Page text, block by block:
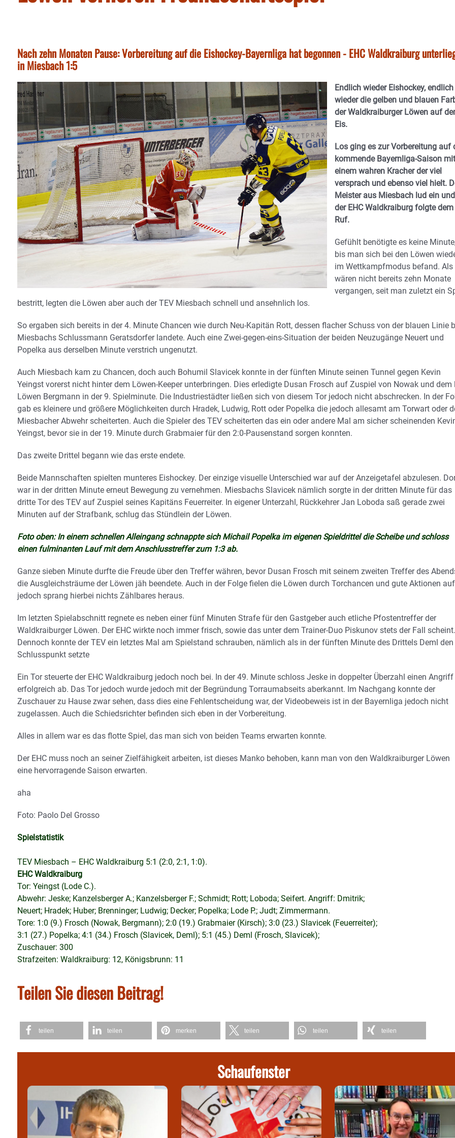
Nach zehn Monaten Pause: Vorbereitung auf die Eishockey-Bayernliga hat begonnen - EHC Waldkraiburg
in Miesbach 1:5
Endlich wieder Eishockey, endlich
wieder die gelben und blauen
der Waldkraiburger Löwen auf
Eis.
Los ging es zur Vorbereitung auf
kommende Bayernliga-Saison mit
einem wahren Kracher der viel
versprach und ebenso viel hielt.
Meister aus Miesbach lud ein und
der EHC Waldkraiburg folgte dem
Ruf.
Gefühlt benötigte es keine
bis man sich bei den Löwen
im Wettkampfmodus befand. Als
wären nicht bereits zehn Monate
vergangen, seit man zuletzt ein
bestritt, legten die Löwen aber auch der TEV Miesbach schnell und ansehnlich los.
So ergaben sich bereits in der 4. Minute Chancen wie durch Neu-Kapitän Rott, dessen flacher Schuss von der blauen Linie
Miesbachs Schlussmann Geratsdorfer landete. Auch eine Zwei-gegen-eins-Situation der beiden Neuzugänge Neuert und
Popelka aus derselben Minute verstrich ungenutzt.
Auch Miesbach kam zu Chancen, doch auch Bohumil Slavicek konnte in der fünften Minute seinen Tunnel gegen Kevin
Yeingst vorerst nicht hinter dem Löwen-Keeper unterbringen. Dies erledigte Dusan Frosch auf Zuspiel von Nowak und dem
Löwen Bergmann in der 9. Spielminute. Die Industriestädter ließen sich von diesem Tor jedoch nicht abschrecken. In der
gab es kleinere und größere Möglichkeiten durch Hradek, Ludwig, Rott oder Popelka die jedoch allesamt am Torwart oder
Miesbacher Abwehr scheiterten. Auch die Spieler des TEV scheiterten das ein oder andere Mal am sicher scheinenden
Yeingst, bevor sie in der 19. Minute durch Grabmaier für den 2:0-Pausenstand sorgen konnten.
Das zweite Drittel begann wie das erste endete.
Beide Mannschaften spielten munteres Eishockey. Der einzige visuelle Unterschied war auf der Anzeigetafel abzulesen.
war in der dritten Minute erneut Bewegung zu vernehmen. Miesbachs Slavicek nämlich sorgte in der dritten Minute für das
dritte Tor des TEV auf Zuspiel seines Kapitäns Feuerreiter. In eigener Unterzahl, Rückkehrer Jan Loboda saß gerade zwei
Minuten auf der Strafbank, schlug das Stündlein der Löwen.
Foto oben: In einem schnellen Alleingang schnappte sich Michail Popelka im eigenen Spieldrittel die Scheibe und schloss
einen fulminanten Lauf mit dem Anschlusstreffer zum 1:3 ab.
Ganze sieben Minute durfte die Freude über den Treffer währen, bevor Dusan Frosch mit seinem zweiten Treffer des
die Ausgleichsträume der Löwen jäh beendete. Auch in der Folge fielen die Löwen durch Torchancen und gute Aktionen
jedoch sprang hierbei nichts Zählbares heraus.
Im letzten Spielabschnitt regnete es neben einer fünf Minuten Strafe für den Gastgeber auch etliche Pfostentreffer der
Waldkraiburger Löwen. Der EHC wirkte noch immer frisch, sowie das unter dem Trainer-Duo Piskunov stets der Fall scheint.
Dennoch konnte der TEV ein letztes Mal am Spielstand schrauben, nämlich als in der fünften Minute des Drittels Deml den
Schlusspunkt setzte
Ein Tor steuerte der EHC Waldkraiburg jedoch noch bei. In der 49. Minute schloss Jeske in doppelter Überzahl einen Angriff
erfolgreich ab. Das Tor jedoch wurde jedoch mit der Begründung Torraumabseits aberkannt. Im Nachgang konnte der
Zuschauer zu Hause zwar sehen, dass dies eine Fehlentscheidung war, der Videobeweis ist in der Bayernliga jedoch nicht
zugelassen. Auch die Schiedsrichter befinden sich eben in der Vorbereitung.
Alles in allem war es das flotte Spiel, das man sich von beiden Teams erwarten konnte.
Der EHC muss noch an seiner Zielfähigkeit arbeiten, ist dieses Manko behoben, kann man von den Waldkraiburger Löwen
eine hervorragende Saison erwarten.
aha
Foto: Paolo Del Grosso
Spielstatistik
TEV Miesbach – EHC Waldkraiburg 5:1 (2:0, 2:1, 1:0).
EHC Waldkraiburg
Tor: Yeingst (Lode C.).
Abwehr: Jeske; Kanzelsberger A.; Kanzelsberger F.; Schmidt; Rott; Loboda; Seifert. Angriff: Dmitrik;
Neuert; Hradek; Huber; Brenninger; Ludwig; Decker; Popelka; Lode P.; Judt; Zimmermann.
Tore: 1:0 (9.) Frosch (Nowak, Bergmann); 2:0 (19.) Grabmaier (Kirsch); 3:0 (23.) Slavicek (Feuerreiter);
3:1 (27.) Popelka; 4:1 (34.) Frosch (Slavicek, Deml); 5:1 (45.) Deml (Frosch, Slavicek);
Zuschauer: 300
Strafzeiten: Waldkraiburg: 12, Königsbrunn: 11
Teilen Sie diesen Beitrag!
teilen teilen merken teilen teilen teilen
Schaufenster